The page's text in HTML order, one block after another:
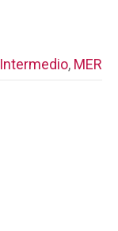
Intermedio, MER